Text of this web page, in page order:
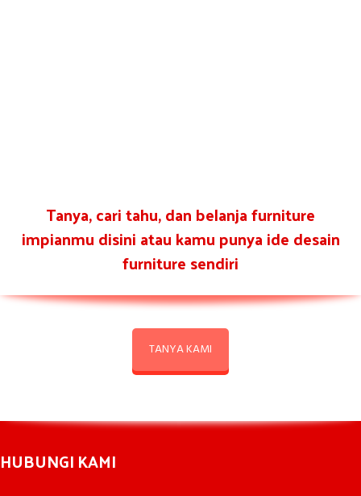
Tanya, cari tahu, dan belanja furniture
impianmu disini atau kamu punya ide desain
furniture sendiri
TANYA KAMI
HUBUNGI KAMI